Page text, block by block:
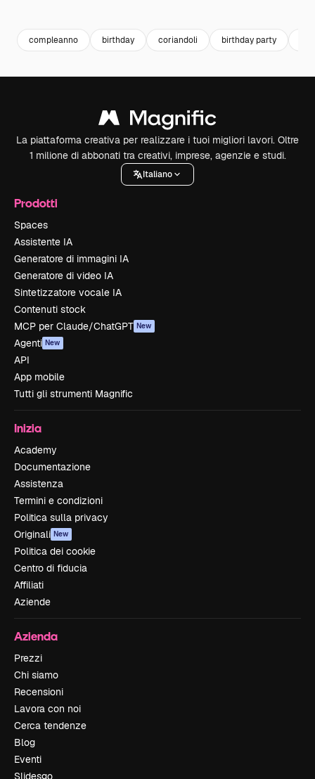
compleanno birthday coriandoli birthday party
La piattaforma creativa per realizzare i tuoi migliori lavori. Oltre
1 milione di abbonati tra creativi, imprese, agenzie e studi.
Italiano
Prodotti
Spaces
Assistente IA
Generatore di immagini IA
Generatore di video IA
Sintetizzatore vocale IA
Contenuti stock
MCP per Claude/ChatGPT New
Agenti New
API
App mobile
Tutti gli strumenti Magnific
Inizia
Academy
Documentazione
Assistenza
Termini e condizioni
Politica sulla privacy
Originali New
Politica dei cookie
Centro di fiducia
Affiliati
Aziende
Azienda
Prezzi
Chi siamo
Recensioni
Lavora con noi
Cerca tendenze
Blog
Eventi
Slidesgo